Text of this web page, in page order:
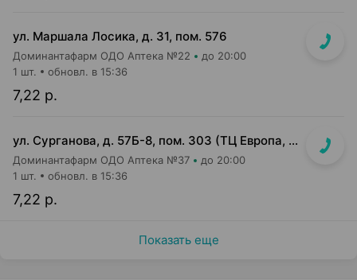
ул. Маршала Лосика, д. 31, пом. 576
Доминантафарм ОДО Аптека №22 до 20:00
7,22 р.
1 шт. обновл. в 15:36
ул. Сурганова, д. 57Б-8, пом. 303 (ТЦ Европа, 3 этаж)
Доминантафарм ОДО Аптека №37 до 20:00
7,22 р.
1 шт. обновл. в 15:36
Показать еще